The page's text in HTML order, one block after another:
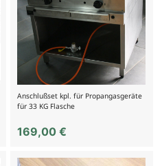
Anschlußset kpl. für Propangasgeräte
für 33 KG Flasche
169,00€